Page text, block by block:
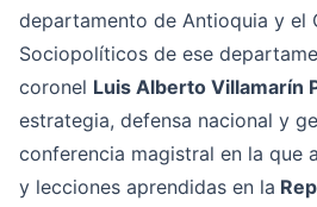
departamento de Antioquia y el
Sociopolíticos de ese
coronel Luis Alberto Villamarín
estrategia, defensa nacional y
conferencia magistral en la que
y lecciones aprendidas en la